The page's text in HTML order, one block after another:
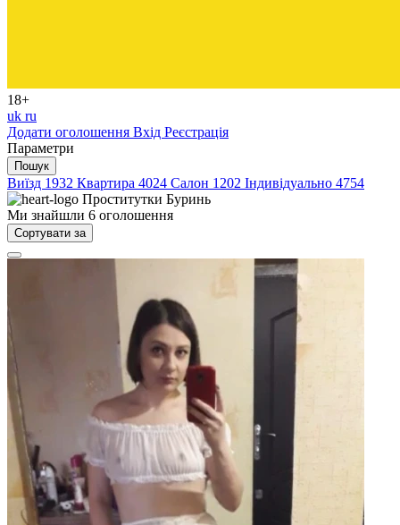
18+
uk ru
Додати оголошення Вхід Реєстрація
Параметри
Пошук
Виїзд 1932 Квартира 4024 Салон 1202 Індивідуально 4754
Проститутки Буринь
Ми знайшли 6 оголошення
Сортувати за